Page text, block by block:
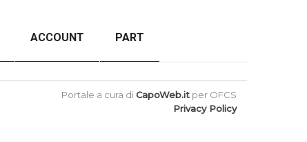
ACCOUNT PART
ORDER FAILED
Portale a cura diCapoWeb.it per OFCS
Privacy Policy